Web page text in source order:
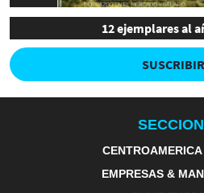
12 ejemplares al
EMPRESAS &